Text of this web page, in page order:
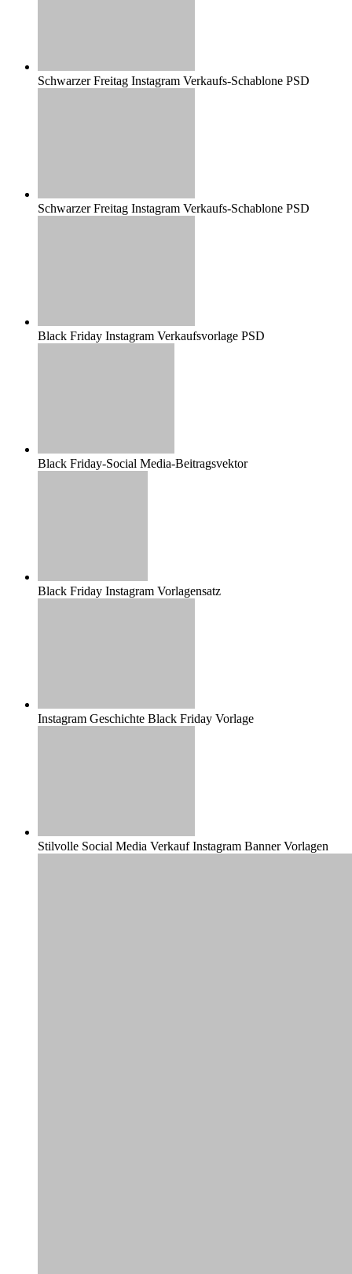
Schwarzer Freitag Instagram Verkaufs-Schablone PSD
Schwarzer Freitag Instagram Verkaufs-Schablone PSD
Black Friday Instagram Verkaufsvorlage PSD
Black Friday-Social Media-Beitragsvektor
Black Friday Instagram Vorlagensatz
Instagram Geschichte Black Friday Vorlage
Stilvolle Social Media Verkauf Instagram Banner Vorlagen